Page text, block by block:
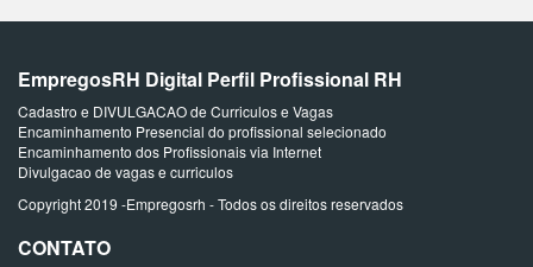
EmpregosRH Digital Perfil Profissional RH
Cadastro e DIVULGACAO de Curriculos e Vagas
Encaminhamento Presencial do profissional selecionado
Encaminhamento dos Profissionais via Internet
Divulgacao de vagas e curriculos
Copyright 2019 -Empregosrh - Todos os direitos reservados
CONTATO